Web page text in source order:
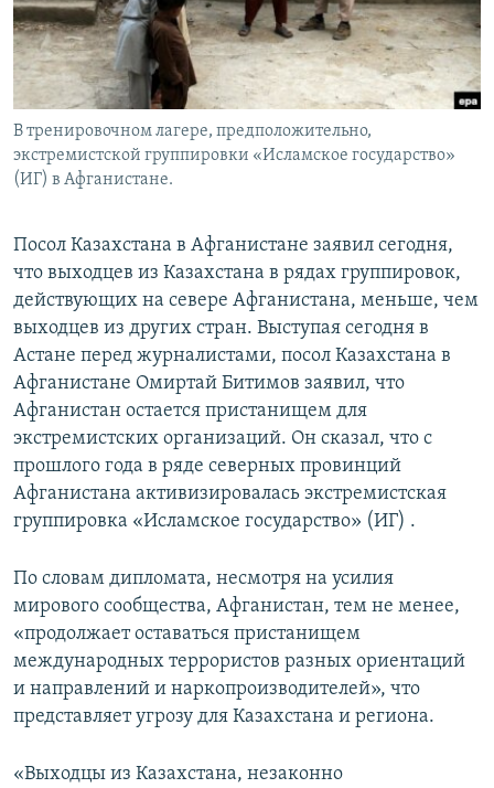
В тренировочном лагере, предположительно,
экстремистской группировки «Исламское государство»
(ИГ) в Афганистане.
Посол Казахстана в Афганистане заявил сегодня,
что выходцев из Казахстана в рядах группировок,
действующих на севере Афганистана, меньше, чем
выходцев из других стран. Выступая сегодня в
Астане перед журналистами, посол Казахстана в
Афганистане Омиртай Битимов заявил, что
Афганистан остается пристанищем для
экстремистских организаций. Он сказал, что с
прошлого года в ряде северных провинций
Афганистана активизировалась экстремистская
группировка «Исламское государство» (ИГ) .
По словам дипломата, несмотря на усилия
мирового сообщества, Афганистан, тем не менее,
«продолжает оставаться пристанищем
международных террористов разных ориентаций
и направлений и наркопроизводителей», что
представляет угрозу для Казахстана и региона.
«Выходцы из Казахстана, незаконно